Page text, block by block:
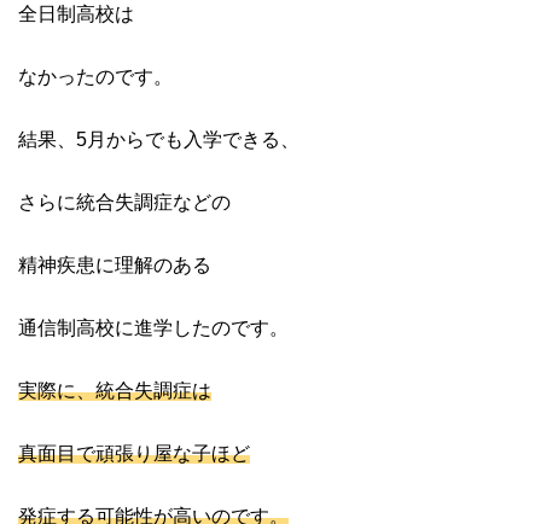
全日制高校は
なかったのです。
結果、5月からでも入学できる、
さらに統合失調症などの
精神疾患に理解のある
通信制高校に進学したのです。
実際に、統合失調症は
真面目で頑張り屋な子ほど
発症する可能性が高いのです。